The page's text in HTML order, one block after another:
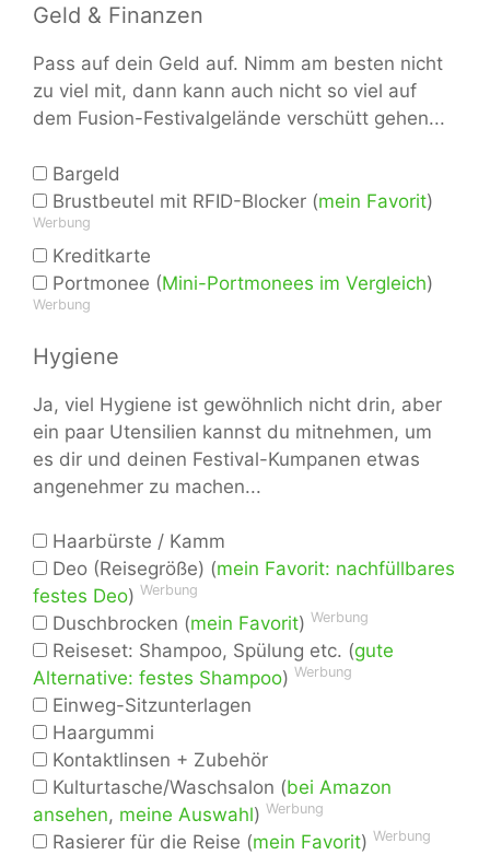
Geld & Finanzen
Pass auf dein Geld auf. Nimm am besten nicht
zu viel mit, dann kann auch nicht so viel auf
dem Fusion-Festivalgelände verschütt gehen...
Bargeld
Brustbeutel mit RFID-Blocker (mein Favorit)
Werbung
Kreditkarte
Portmonee (Mini-Portmonees im Vergleich)
Werbung
Hygiene
Ja, viel Hygiene ist gewöhnlich nicht drin, aber
ein paar Utensilien kannst du mitnehmen, um
es dir und deinen Festival-Kumpanen etwas
angenehmer zu machen...
Haarbürste / Kamm
Deo (Reisegröße) (mein Favorit: nachfüllbares
festes Deo) Werbung
Duschbrocken (mein Favorit) Werbung
Reiseset: Shampoo, Spülung etc. (gute
Alternative: festes Shampoo) Werbung
Einweg-Sitzunterlagen
Haargummi
Kontaktlinsen + Zubehör
Kulturtasche/Waschsalon (bei Amazon
ansehen, meine Auswahl) Werbung
Rasierer für die Reise (mein Favorit) Werbung